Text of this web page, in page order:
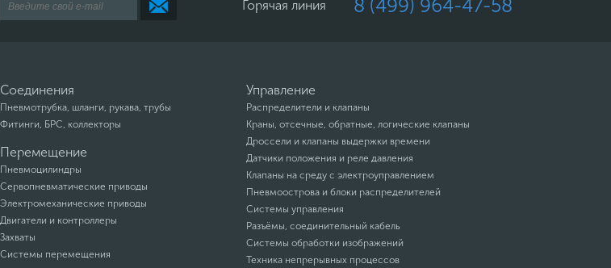
Горячая линия 8 (499) 964-47-58
Соединения
Пневмотрубка, шланги, рукава, трубы
Фитинги, БРС, коллекторы
Перемещение
Пневмоцилиндры
Сервопневматические приводы
Электромеханические приводы
Двигатели и контроллеры
Захваты
Системы перемещения
Управление
Распределители и клапаны
Краны, отсечные, обратные, логические клапаны
Дроссели и клапаны выдержки времени
Датчики положения и реле давления
Клапаны на среду с электроуправлением
Пневмоострова и блоки распределителей
Системы управления
Разъёмы, соединительный кабель
Системы обработки изображений
Техника непрерывных процессов